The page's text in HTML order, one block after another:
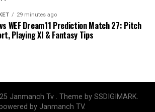
29 minutes ago
WEF Dream11 Prediction Match 27: Pitch
Playing XI & Fantasy Tips
Janmanch Tv . Theme by SSDIGIMARK.
by Janmanch TV.